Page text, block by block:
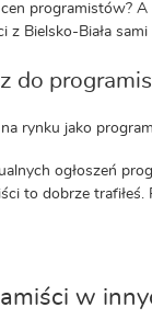
programistów? A
z Bielsko-Biała
do
na rynku jako
ogłoszeń
to dobrze
w